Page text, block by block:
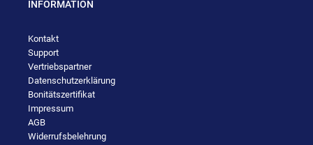
INFORMATION
Kontakt
Support
Vertriebspartner
Datenschutzerklärung
Bonitätszertifikat
Impressum
AGB
Widerrufsbelehrung